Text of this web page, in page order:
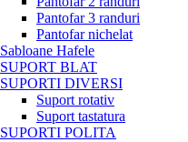
Pantofar 3 randuri
Pantofar nichelat
Sabloane Hafele
SUPORT BLAT
SUPORTI DIVERSI
Suport rotativ
Suport tastatura
SUPORTI POLITA